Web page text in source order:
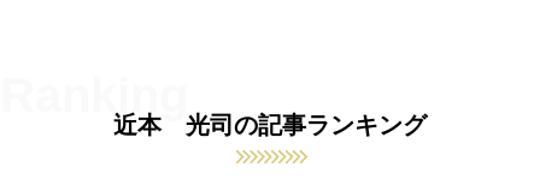
近本 光司の記事ランキング